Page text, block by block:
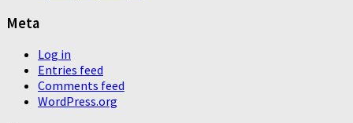
Meta
Log in
Entries feed
Comments feed
WordPress.org